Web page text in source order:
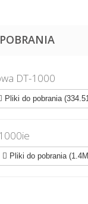
DT-1000
Pliki do pobrania
Pliki do pobrania